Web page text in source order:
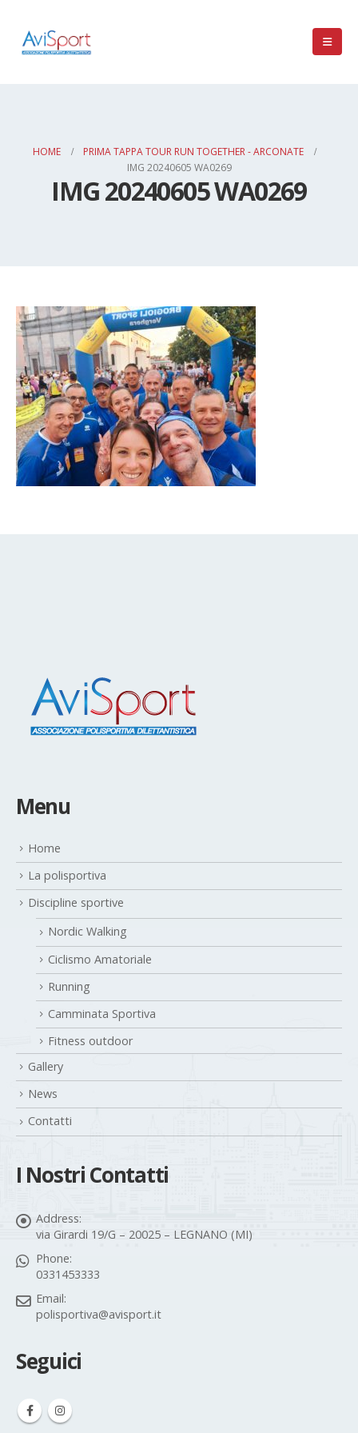
HOME
PRIMA TAPPA TOUR RUN TOGETHER - ARCONATE
IMG 20240605 WA0269
IMG 20240605 WA0269
Menu
Home
La polisportiva
Discipline sportive
Nordic Walking
Ciclismo Amatoriale
Running
Camminata Sportiva
Fitness outdoor
Gallery
News
Contatti
I Nostri Contatti
Address:
via Girardi 19/G – 20025 – LEGNANO (MI)
Phone:
0331453333
Email:
polisportiva@avisport.it
Seguici